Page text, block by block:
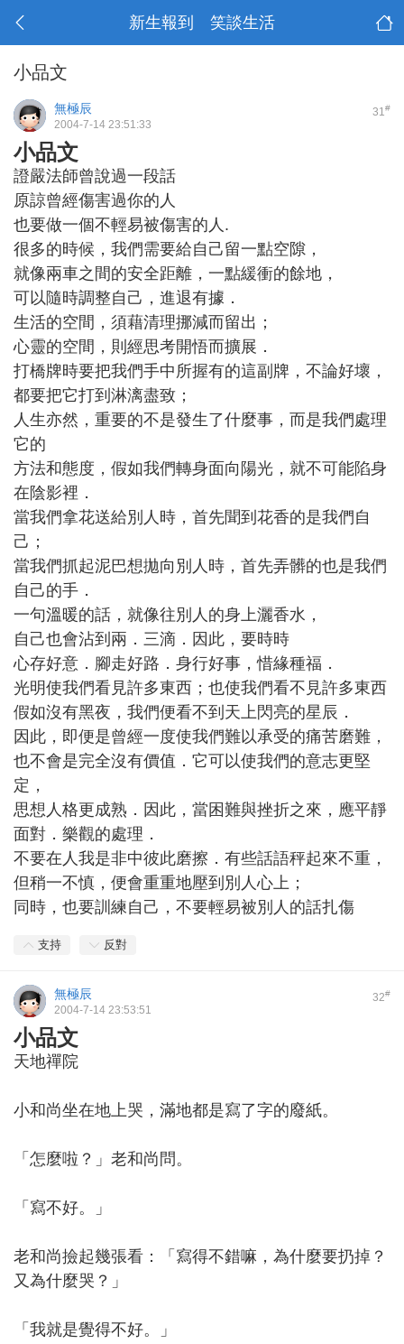
新生報到 笑談生活
小品文
31#
無極辰
2004-7-14 23:51:33
小品文
證嚴法師曾說過一段話
原諒曾經傷害過你的人
也要做一個不輕易被傷害的人.
很多的時候，我們需要給自己留一點空隙，
就像兩車之間的安全距離，一點緩衝的餘地，
可以隨時調整自己，進退有據．
生活的空間，須藉清理挪減而留出；
心靈的空間，則經思考開悟而擴展．
打橋牌時要把我們手中所握有的這副牌，不論好壞，
都要把它打到淋漓盡致；
人生亦然，重要的不是發生了什麼事，而是我們處理
它的
方法和態度，假如我們轉身面向陽光，就不可能陷身
在陰影裡．
當我們拿花送給別人時，首先聞到花香的是我們自
己；
當我們抓起泥巴想拋向別人時，首先弄髒的也是我們
自己的手．
一句溫暖的話，就像往別人的身上灑香水，
自己也會沾到兩．三滴．因此，要時時
心存好意．腳走好路．身行好事，惜緣種福．
光明使我們看見許多東西；也使我們看不見許多東西
假如沒有黑夜，我們便看不到天上閃亮的星辰．
因此，即便是曾經一度使我們難以承受的痛苦磨難，
也不會是完全沒有價值．它可以使我們的意志更堅
定，
思想人格更成熟．因此，當困難與挫折之來，應平靜
面對．樂觀的處理．
不要在人我是非中彼此磨擦．有些話語秤起來不重，
但稍一不慎，便會重重地壓到別人心上；
同時，也要訓練自己，不要輕易被別人的話扎傷
支持 反對
32#
無極辰
2004-7-14 23:53:51
小品文
天地禪院
小和尚坐在地上哭，滿地都是寫了字的廢紙。
「怎麼啦？」老和尚問。
「寫不好。」
老和尚撿起幾張看：「寫得不錯嘛，為什麼要扔掉？
又為什麼哭？」
「我就是覺得不好。」